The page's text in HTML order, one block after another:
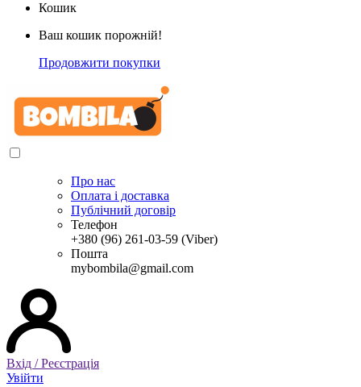
Кошик
Ваш кошик порожній!
Продовжити покупки
Про нас
Оплата і доставка
Публічний договір
Телефон
+380 (96) 261-03-59 (Viber)
Пошта
mybombila@gmail.com
Вхід / Реєстрація
Увійти